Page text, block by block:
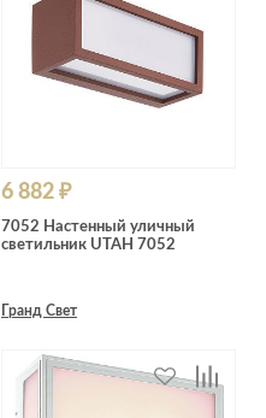
6 882 ₽
7052 Настенный уличный
светильник UTAH 7052
Гранд Свет